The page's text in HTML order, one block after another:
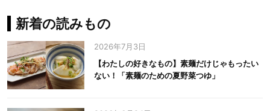
新着の読みもの
2026年7月3日
【わたしの好きなもの】素麺だけじゃもったい
ない！「素麺のための夏野菜つゆ」